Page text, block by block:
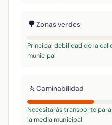
🌳Zonas verdes
Principal debilidad de la
municipal
🚶 Caminabilidad
Necesitarás transporte
la media municipal